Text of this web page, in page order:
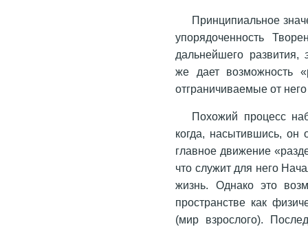
Принципиальное
упорядоченность
дальнейшего развития,
же дает возможность
отграничиваемые от
Похожий процесс
когда, насытившись, он
главное движение
что служит для него
жизнь. Однако это
пространстве как
(мир взрослого).